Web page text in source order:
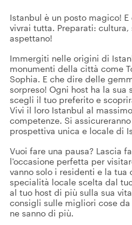
Istanbul è un posto magico!
vivrai tutta. Preparati:
aspettano!
Immergiti nelle origini di
monumenti della città come
Sophia. E che dire delle
sorpreso! Ogni host ha la
scegli il tuo preferito e
Vivi il loro Istanbul al
competenze. Si
prospettiva unica e locale di
Vuoi fare una pausa? Lascia
l'occasione perfetta per
vanno solo i residenti e la tua
specialità locale scelta dal
al tuo host di più sulla sua
consigli sulle migliori cose
ne sanno di più.